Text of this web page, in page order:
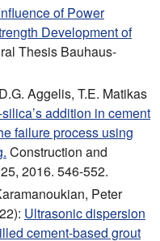
of Power
Development of
Thesis Bauhaus-
Aggelis, T.E. Matikas
addition in cement
failure process using
Construction and
2016. 546-552.
Peter
Ultrasonic dispersion
cement-based grout